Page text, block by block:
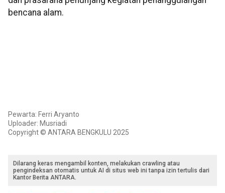
bencana alam.
Pewarta: Ferri Aryanto
Uploader: Musriadi
Copyright © ANTARA BENGKULU 2025
Dilarang keras mengambil konten, melakukan crawling atau
pengindeksan otomatis untuk AI di situs web ini tanpa izin tertulis dari
Kantor Berita ANTARA.